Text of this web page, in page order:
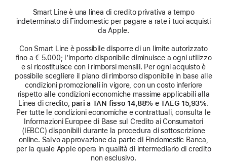
Smart Line è una linea di credito privativa a tempo
indeterminato di Findomestic per pagare a rate i tuoi acquisti
da Apple.
Con Smart Line è possibile disporre di un limite autorizzato
fino a € 5.000; l’importo disponibile diminuisce a ogni utilizzo
e si ricostituisce con i rimborsi mensili. Per ogni acquisto è
possibile scegliere il piano di rimborso disponibile in base alle
condizioni promozionali in vigore, con un costo inferiore
rispetto alle condizioni economiche massime applicabili alla
Linea di credito, pari a TAN fisso 14,88% e TAEG 15,93%.
Per tutte le condizioni economiche e contrattuali, consulta le
Informazioni Europee di Base sul Credito ai Consumatori
(IEBCC) disponibili durante la procedura di sottoscrizione
online. Salvo approvazione da parte di Findomestic Banca,
per la quale Apple opera in qualità di intermediario di credito
non esclusivo.